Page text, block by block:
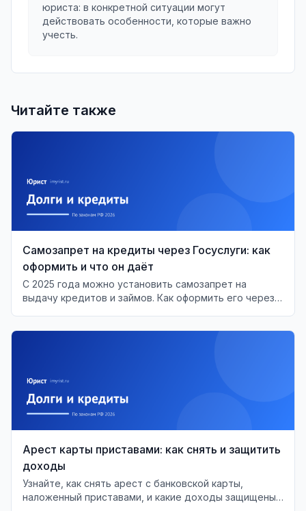
юриста: в конкретной ситуации могут
действовать особенности, которые важно
учесть.
Читайте также
Самозапрет на кредиты через Госуслуги: как
оформить и что он даёт
С 2025 года можно установить самозапрет на
выдачу кредитов и займов. Как оформить его через
Арест карты приставами: как снять и защитить
доходы
Узнайте, как снять арест с банковской карты,
наложенный приставами, и какие доходы защищены